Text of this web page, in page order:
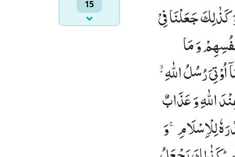
15
كَذٰلِكَ جَعَلْنَا فِیْ
وَ مَا
رُسُلُ اللّٰهِ ﲪ
اللّٰهِ وَ عَذَابٌ
لِلْاِسْلَامِۚ-وَ